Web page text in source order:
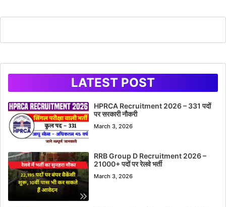
LATEST POST
HPRCA Recruitment 2026 – 331 पदों
पर सरकारी नौकरी
March 3, 2026
RRB Group D Recruitment 2026 –
21000+ पदों पर रेलवे भर्ती
March 3, 2026